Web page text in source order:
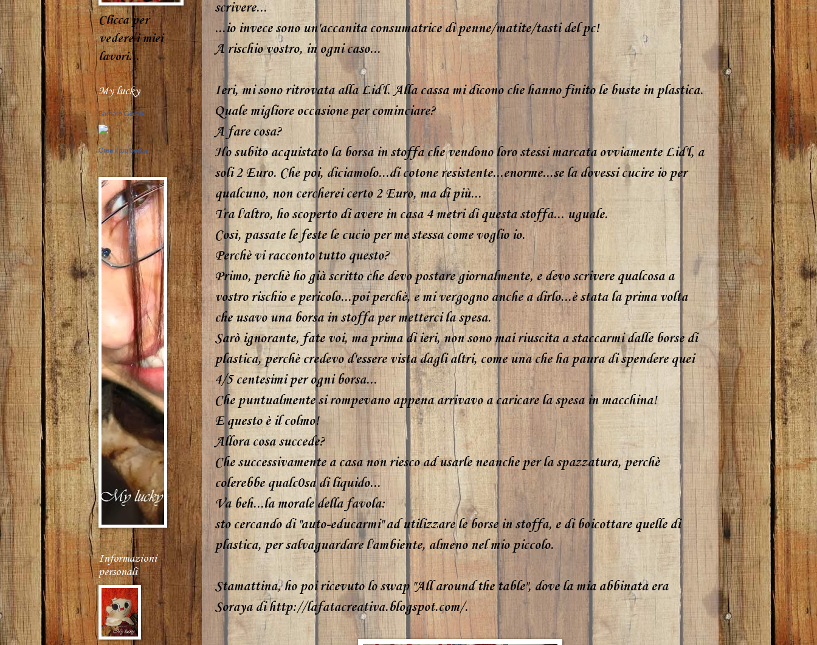
scrivere...
...io invece sono un'accanita consumatrice di penne/matite/tasti del pc!
A rischio vostro, in ogni caso...
Ieri, mi sono ritrovata alla Lid'l. Alla cassa mi dicono che hanno finito le buste in plastica.
Quale migliore occasione per cominciare?
A fare cosa?
Ho subito acquistato la borsa in stoffa che vendono loro stessi marcata ovviamente Lid'l, a
soli 2 Euro. Che poi, diciamolo...di cotone resistente...enorme...se la dovessi cucire io per
qualcuno, non cercherei certo 2 Euro, ma di più...
Tra l'altro, ho scoperto di avere in casa 4 metri di questa stoffa... uguale.
Così, passate le feste le cucio per me stessa come voglio io.
Perchè vi racconto tutto questo?
Primo, perchè ho già scritto che devo postare giornalmente, e devo scrivere qualcosa a
vostro rischio e pericolo...poi perchè, e mi vergogno anche a dirlo...è stata la prima volta
che usavo una borsa in stoffa per metterci la spesa.
Sarò ignorante, fate voi, ma prima di ieri, non sono mai riuscita a staccarmi dalle borse di
plastica, perchè credevo d'essere vista dagli altri, come una che ha paura di spendere quei
4/5 centesimi per ogni borsa...
Che puntualmente si rompevano appena arrivavo a caricare la spesa in macchina!
E questo è il colmo!
Allora cosa succede?
Che successivamente a casa non riesco ad usarle neanche per la spazzatura, perchè
colerebbe qualc0sa di liquido...
Va beh...la morale della favola:
sto cercando di "auto-educarmi" ad utilizzare le borse in stoffa, e di boicottare quelle di
plastica, per salvaguardare l'ambiente, almeno nel mio piccolo.
Stamattina, ho poi ricevuto lo swap "All around the table", dove la mia abbinata era
Soraya dihttp://lafatacreativa.blogspot.com/.
Clicca per
vedere i miei
lavori...
My lucky
Barbara Giannì
Crea il tuo badge
Informazioni
personali